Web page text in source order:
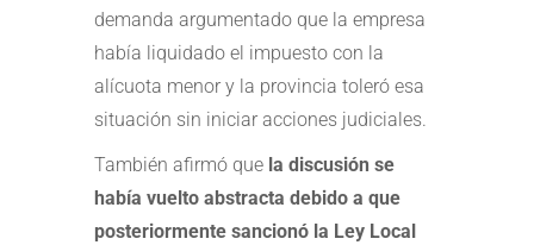
demanda argumentado que la empresa
había liquidado el impuesto con la
alícuota menor y la provincia toleró esa
situación sin iniciar acciones judiciales.
También afirmó que la discusión se
había vuelto abstracta debido a que
posteriormente sancionó la Ley Local